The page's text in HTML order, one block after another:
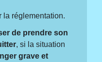
la réglementation.
de prendre son
, si la situation
grave et